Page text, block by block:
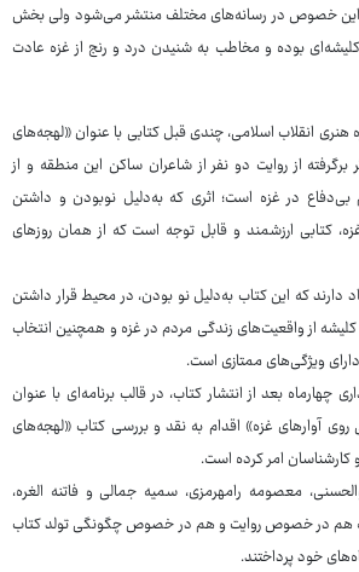
این خصوص در رسانه‌های مختلف منتشر می‌شود ولی بخش
کلیشه‌ای بوده و مخاطب به شنیدن درد و رنج از غزه عادت
هنری انقلاب اسلامی، چندی قبل کتابی با عنوان «لهجه‌های
از روایت دو نفر از شاعران ساکن این منطقه و از
بی‌دفاع در غزه است؛ اثری که به‌دلیل نوبودن و داشتن
کتابی ارزشمند و قابل توجه است که از همان روزهای
دارند که این کتاب به‌دلیل نو بودن، در محیط قرار داشتن
کلیشه از واقعیت‌های زندگی مردم در غزه و همچنین انتخاب
دارای ویژگی‌های ممتازی است.
چهارماه بعد از انتشار کتاب، در قالب برنامه‌ای با عنوان
آوارهای غزه» اقدام به نقد و بررسی کتاب «لهجه‌های
کارشناسان امر کرده است.
معصومه رامهرمزی، سمیه جمالی و فاتنه الغره،
هم در خصوص روایت و هم در خصوص چگونگی تولد کتاب
خود پرداختند.